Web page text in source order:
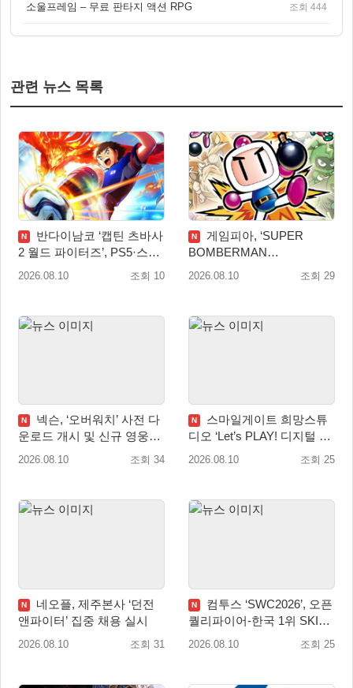
소울프레임 – 무료 판타지 액션 RPG 조회 444
관련 뉴스 목록
N
반다이남코 ‘캡틴 츠바사
2 월드 파이터즈’, PS5·스위
치 패키지 선주문 실시
2026.08.10 조회 10
N
게임피아, ‘SUPER
BOMBERMAN
COLLECTION’ PS5·스위치
2026.08.10 조회 29
N
넥슨, ‘오버워치’ 사전 다
운로드 개시 및 신규 영웅
‘디몬(D.Mon)’ 공개!
2026.08.10 조회 34
N
스마일게이트 희망스튜
디오 ‘Let’s PLAY! 디지털 창
작 탐험대’ 참여 기관 및 멘
2026.08.10 조회 25
N
네오플, 제주본사 ‘던전
앤파이터’ 집중 채용 실시
2026.08.10 조회 31
N
컴투스 ‘SWC2026’, 오픈
퀄리파이어-한국 1위 SKIT
월드 파이널 진출!
2026.08.10 조회 25